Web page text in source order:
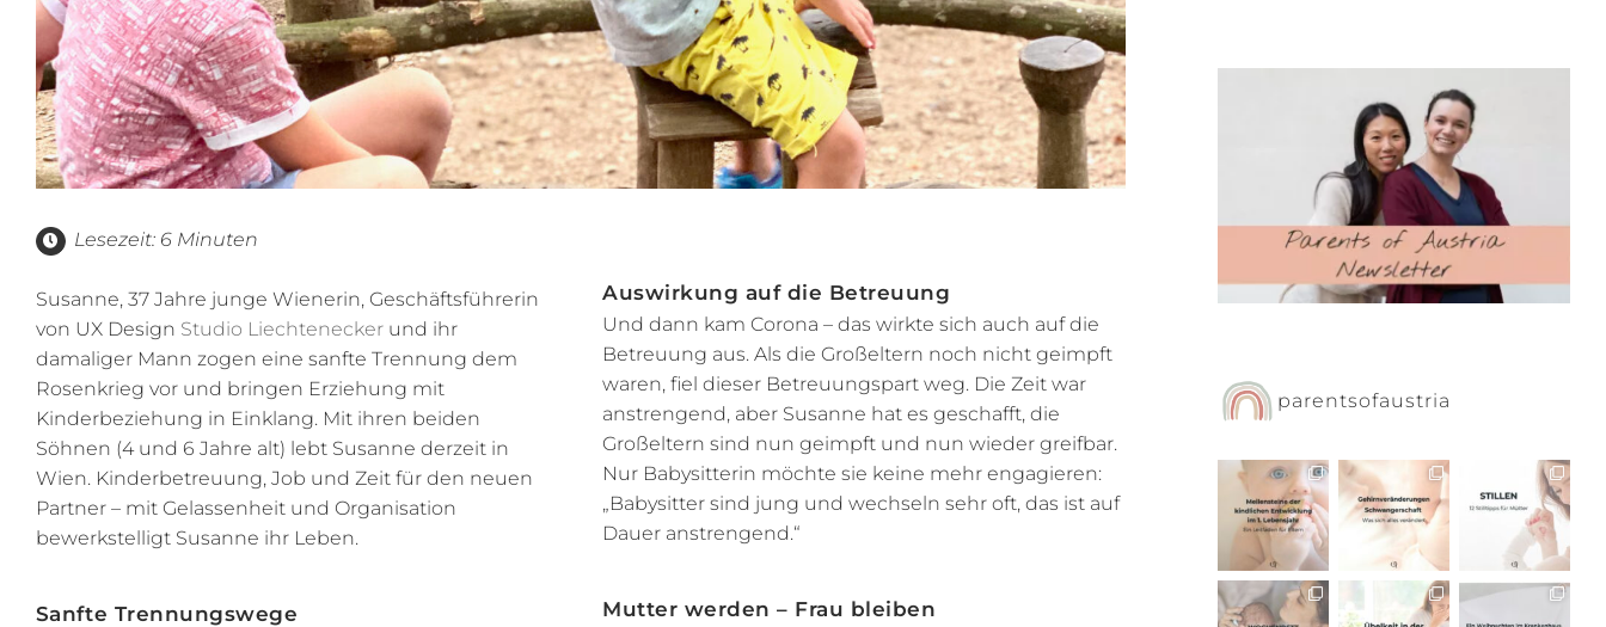
Lesezeit: 6 Minuten
Susanne, 37 Jahre junge Wienerin, Geschäftsführerin
von UX Design Studio Liechteneckerund ihr
damaliger Mann zogen eine sanfte Trennung dem
Rosenkrieg vor und bringen Erziehung mit
Kinderbeziehung in Einklang. Mit ihren beiden
Söhnen (4 und 6 Jahre alt) lebt Susanne derzeit in
Wien. Kinderbetreuung, Job und Zeit für den neuen
Partner – mit Gelassenheit und Organisation
bewerkstelligt Susanne ihr Leben.
Sanfte Trennungswege
Auswirkung auf die Betreuung
Und dann kam Corona – das wirkte sich auch auf die
Betreuung aus. Als die Großeltern noch nicht geimpft
waren, fiel dieser Betreuungspart weg. Die Zeit war
anstrengend, aber Susanne hat es geschafft, die
Großeltern sind nun geimpft und nun wieder greifbar.
Nur Babysitterin möchte sie keine mehr engagieren:
„Babysitter sind jung und wechseln sehr oft, das ist auf
Dauer anstrengend.“
Mutter werden – Frau bleiben
parentsofaustria